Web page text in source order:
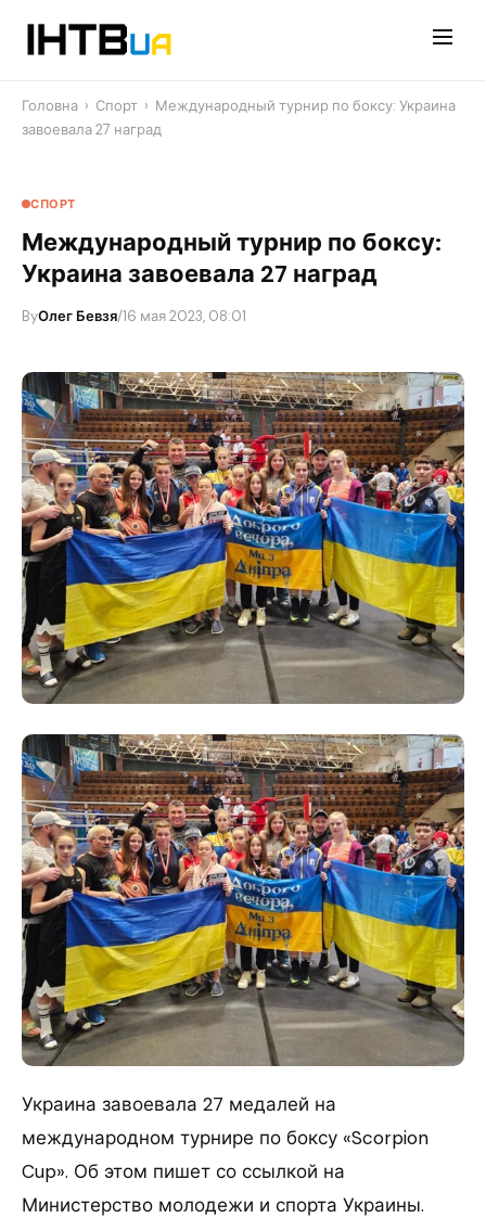
Головна › Спорт › Международный турнир по боксу: Украина
завоевала 27 наград
СПОРТ
Международный турнир по боксу:
Украина завоевала 27 наград
ByОлег Бевзя/16 мая 2023, 08:01
Украина завоевала 27 медалей на
международном турнире по боксу «Scorpion
Cup». Об этом пишет со ссылкой на
Министерство молодежи и спорта Украины.